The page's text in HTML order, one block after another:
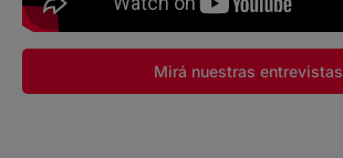
Mirá nuestras entrevistas